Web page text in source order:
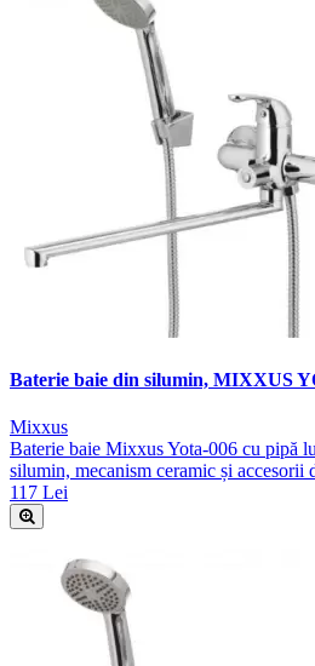
Baterie baie din silumin, MIXXUS
Mixxus
Baterie baie Mixxus Yota-006 cu pipă
silumin, mecanism ceramic și accesorii
117 Lei